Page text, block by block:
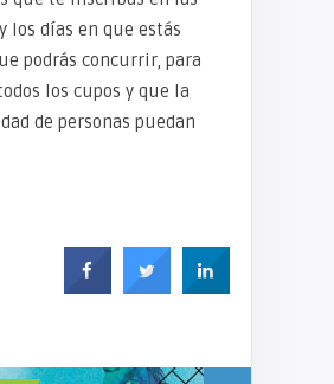
los días en que estás
podrás concurrir, para
los cupos y que la
de personas puedan